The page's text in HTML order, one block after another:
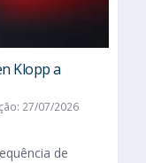
Klopp a
27/07/2026
de